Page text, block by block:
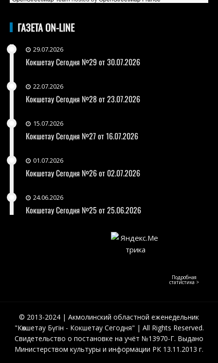
ГАЗЕТА ON-LINE
29.07.2026
Кокшетау Сегодня №29 от 30.07.2026
22.07.2026
Кокшетау Сегодня №28 от 23.07.2026
15.07.2026
Кокшетау Сегодня №27 от 16.07.2026
01.07.2026
Кокшетау Сегодня №26 от 02.07.2026
24.06.2026
Кокшетау Сегодня №25 от 25.06.2026
Подробная
статистика >
© 2013-2024 | Акмолинский областной еженедельник
"Көкшетау Бүгін - Кокшетау Сегодня" | All Rights Reserved.
Свидетельство о постановке на учёт №13970-Г. Выдано
Министерством культуры и информации РК 13.11.2013 г.